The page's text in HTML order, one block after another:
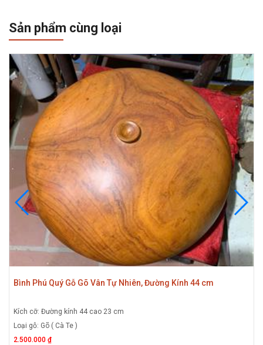
Sản phẩm cùng loại
Bình Phú Quý Gỗ Gõ Vân Tự Nhiên, Đường Kính 44 cm
Kích cỡ: Đường kính 44 cao 23 cm
Loại gỗ: Gõ ( Cà Te )
2.500.000 ₫